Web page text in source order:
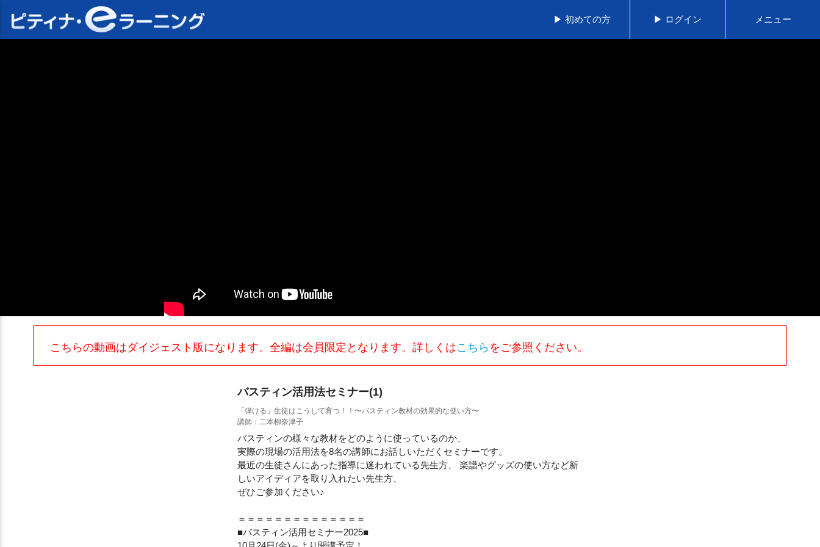
▶ 初めての方 ▶ ログイン メニュー
こちらの動画はダイジェスト版になります。全編は会員限定となります。詳しくはこちら をご参照ください。
バスティン活用法セミナー(1)
「弾ける」生徒はこうして育つ！！〜バスティン教材の効果的な使い方〜
講師：二本柳奈津子
バスティンの様々な教材をどのように使っているのか、
実際の現場の活用法を8名の講師にお話しいただくセミナーです。
最近の生徒さんにあった指導に迷われている先生方、 楽譜やグッズの使い方など新
しいアイディアを取り入れたい先生方、
ぜひご参加ください♪
＝＝＝＝＝＝＝＝＝＝＝＝＝＝
■バスティン活用セミナー2025■